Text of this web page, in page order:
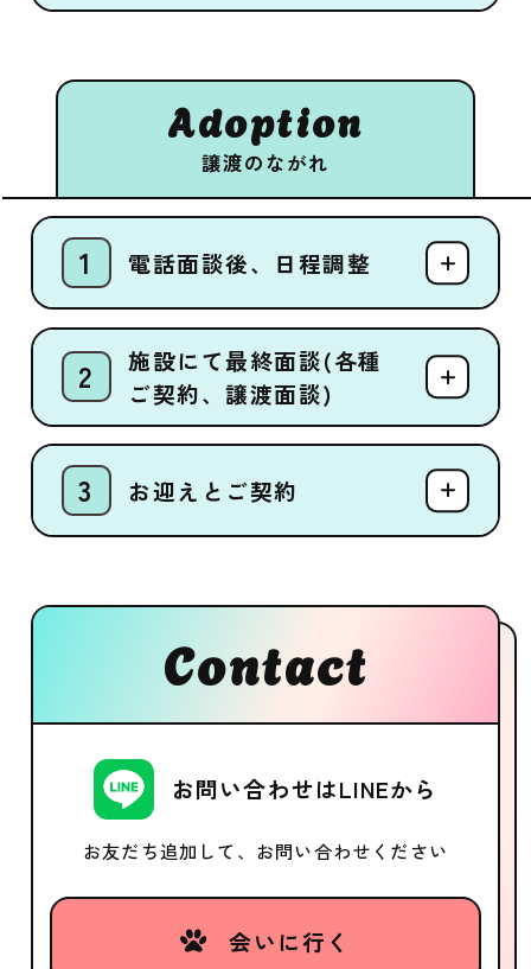
Adoption
譲渡のながれ
電話面談後、日程調整
施設にて最終面談(各種
ご契約、譲渡面談)
お迎えとご契約
Contact
お問い合わせはLINEから
お友だち追加して、お問い合わせください
会いに行く